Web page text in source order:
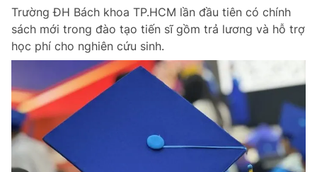
Trường ĐH Bách khoa TP.HCM lần đầu tiên có chính
sách mới trong đào tạo tiến sĩ gồm trả lương và hỗ trợ
học phí cho nghiên cứu sinh.